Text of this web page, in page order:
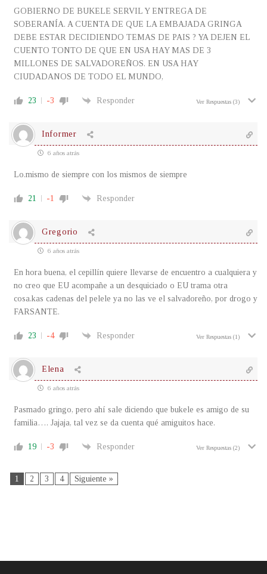
GOBIERNO DE BUKELE SERVIL Y ENTREGA DE
SOBERANÍA. A CUENTA DE QUE LA EMBAJADA GRINGA
DEBE ESTAR DECIDIENDO TEMAS DE PAIS ? YA DEJEN EL
CUENTO TONTO DE QUE EN USA HAY MAS DE 3
MILLONES DE SALVADOREÑOS. EN USA HAY
CIUDADANOS DE TODO EL MUNDO,
23 -3 Responder Ver Respuestas (3)
Informer
6 años atrás
Lo.mismo de siempre con los mismos de siempre
21 -1 Responder
Gregorio
6 años atrás
En hora buena, el cepillín quiere llevarse de encuentro a cualquiera y
no creo que EU acompañe a un desquiciado o EU trama otra
cosa.kas cadenas del pelele ya no las ve el salvadoreño, por drogo y
FARSANTE.
23 -4 Responder Ver Respuestas (1)
Elena
6 años atrás
Pasmado gringo, pero ahí sale diciendo que bukele es amigo de su
familia…. Jajaja, tal vez se da cuenta qué amiguitos hace.
19 -3 Responder Ver Respuestas (2)
1 2 3 4 Siguiente »